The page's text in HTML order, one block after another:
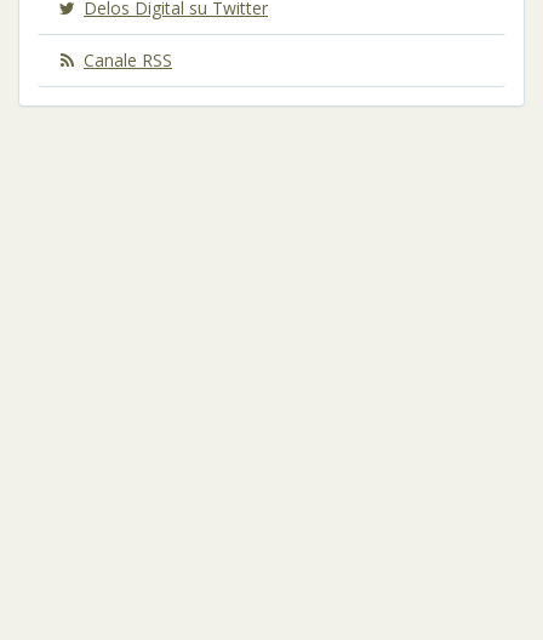
Delos Digital su Twitter
Canale RSS